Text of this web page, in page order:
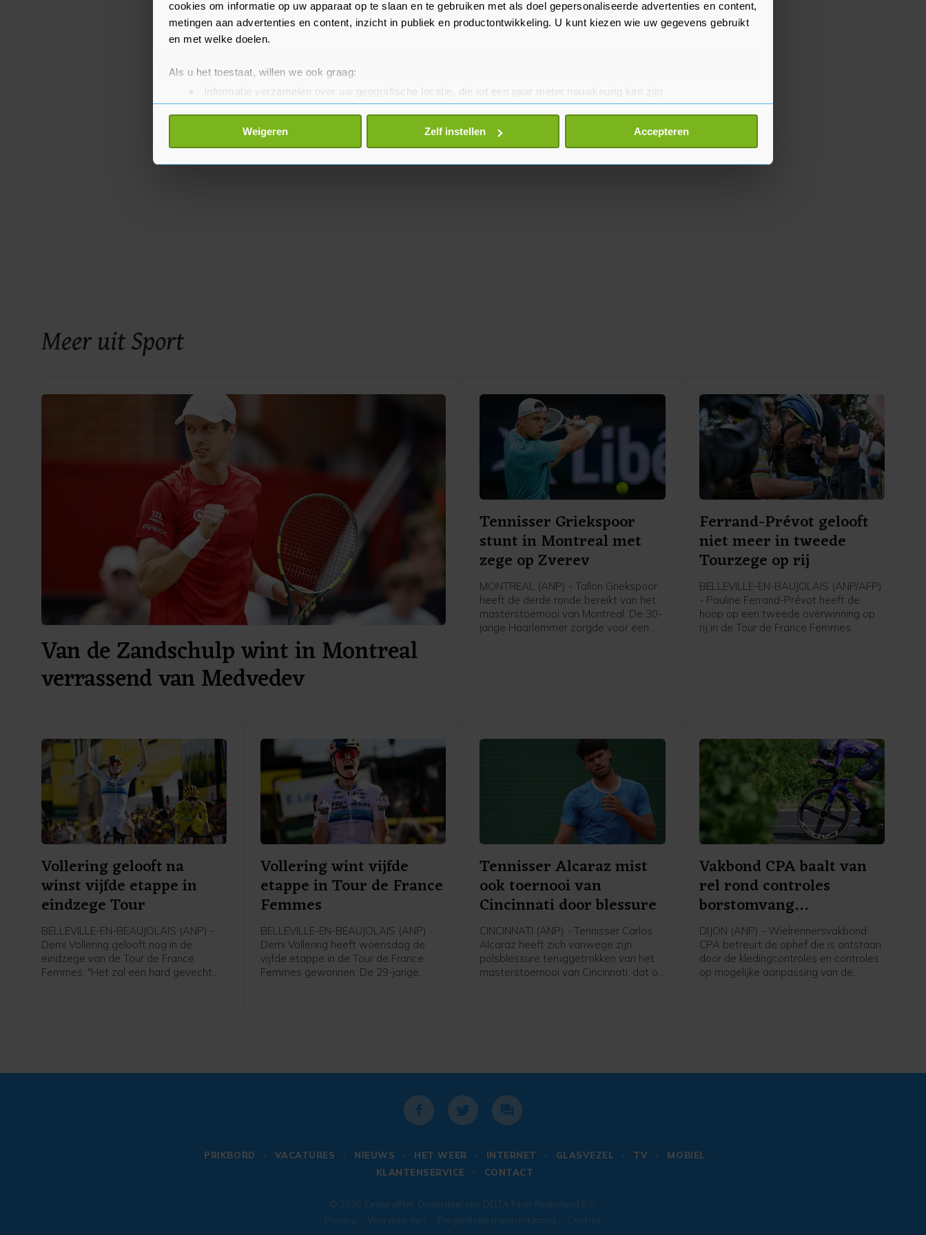
cookies om informatie op uw apparaat op te slaan en te gebruiken met als doel gepersonaliseerde advertenties en content,
metingen aan advertenties en content, inzicht in publiek en productontwikkeling. U kunt kiezen wie uw gegevens gebruikt
en met welke doelen.
Als u het toestaat, willen we ook graag:
Informatie verzamelen over uw geografische locatie, die tot een paar meter nauwkeurig kan zijn
Uw apparaat identificeren door het actief te scannen op specifieke eigenschappen (fingerprinting)
Lees meer over hoe uw persoonlijke gegevens worden verwerkt en stel uw voorkeuren in het
detailgedeelte
toestemming op elk moment wijzigen of intrekken in de Cookieverklaring.
Weigeren Zelf instellen Accepteren
Meer uit Sport
Van de Zandschulp wint in Montreal
verrassend van Medvedev
Tennisser Griekspoor
stunt in Montreal met
zege op Zverev
MONTREAL (ANP) - Tallon Griekspoor
heeft de derde ronde bereikt van het
masterstoernooi van Montreal. De 30-
jarige Haarlemmer zorgde voor een
Ferrand-Prévot gelooft
niet meer in tweede
Tourzege op rij
BELLEVILLE-EN-BAUJOLAIS (ANP/AFP)
- Pauline Ferrand-Prévot heeft de
hoop op een tweede overwinning op
rij in de Tour de France Femmes
Marlen Reusser en Vollering
"onherstelbaar".
Vollering gelooft na
winst vijfde etappe in
eindzege Tour
BELLEVILLE-EN-BEAUJOLAIS (ANP) -
Demi Vollering gelooft nog in de
eindzege van de Tour de France
Femmes. "Het zal een hard gevecht
Vollering wint vijfde
etappe in Tour de France
Femmes
BELLEVILLE-EN-BEAUJOLAIS (ANP) -
Demi Vollering heeft woensdag de
vijfde etappe in de Tour de France
Femmes gewonnen. De 29-jarige
Tennisser Alcaraz mist
ook toernooi van
Cincinnati door blessure
CINCINNATI (ANP) - Tennisser Carlos
Alcaraz heeft zich vanwege zijn
polsblessure teruggetrokken van het
masterstoernooi van Cincinnati, dat op
Vakbond CPA baalt van
rel rond controles
borstomvang
wielrensters
DIJON (ANP) - Wielrennersvakbond
CPA betreurt de ophef die is ontstaan
door de kledingcontroles en controles
op mogelijke aanpassing van de
PRIKBORD VACATURES NIEUWS HET WEER INTERNET GLASVEZEL TV
MOBIEL
KLANTENSERVICE
CONTACT
© 2026 ZeelandNet . Onderdeel van DELTA Fiber Nederland B.V.
Privacy
Voorwaarden Toegankelijksheidverklaring Cookies